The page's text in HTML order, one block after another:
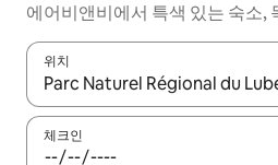
에어비앤비에서 특색 있는 숙소,
위치
결과가 나오면 위·아래 화살표 키
체크인